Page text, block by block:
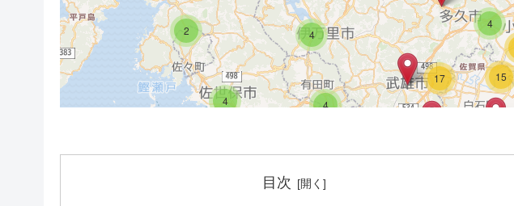
4
2
17
4
4
4
15
目次